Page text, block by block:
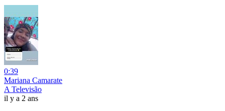
0:39
Mariana Camarate
A Televisão
il y a 2 ans